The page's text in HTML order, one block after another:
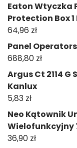
Eaton Wtyczka
Protection Box 1
64,96 zł
Panel
688,80 zł
Argus Ct 2114
Kanlux
5,83 zł
Neo Kątownik
Wielofunkcyjny
36,90 zł